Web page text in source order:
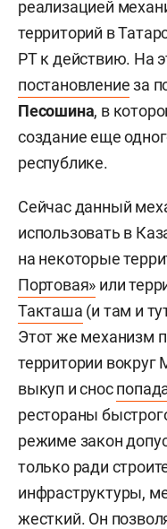
реализацией
территорий в
РТ к действию. На
постановлениеза
Песошина, в
создание еще
республике.
Сейчас данный
использовать в
на некоторые
Портовая» или
Такташа (и там и
Этот же механизм
территории вокруг
выкуп и снос
рестораны
режиме закон
только ради
инфраструктуры,
жесткий. Он